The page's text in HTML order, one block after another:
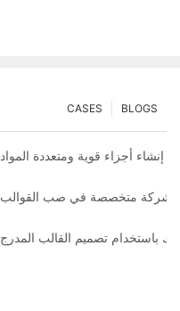
BLOGS
CASES
كيف يمكن لشركات صب القوالب
أجزاء قوية ومتعددة المواد
استخدام قوالب الإدخال
شركة متخصصة في صب القوالب
خدمات صب القوالب: لماذا تُعد
باستخدام تصميم القالب المدرج